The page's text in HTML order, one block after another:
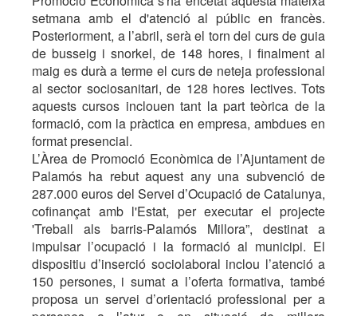
setmana amb el d'atenció al públic en francès.
Posteriorment, a l’abril, serà el torn del curs de guia
de busseig i snorkel, de 148 hores, i finalment al
maig es durà a terme el curs de neteja professional
al sector sociosanitari, de 128 hores lectives. Tots
aquests cursos inclouen tant la part teòrica de la
formació, com la pràctica en empresa, ambdues en
format presencial.
L’Àrea de Promoció Econòmica de l’Ajuntament de
Palamós ha rebut aquest any una subvenció de
287.000 euros del Servei d’Ocupació de Catalunya,
cofinançat amb l'Estat, per executar el projecte
'Treball als barris-Palamós Millora”, destinat a
impulsar l’ocupació i la formació al municipi. El
dispositiu d’inserció sociolaboral inclou l’atenció a
150 persones, i sumat a l’oferta formativa, també
proposa un servei d’orientació professional per a